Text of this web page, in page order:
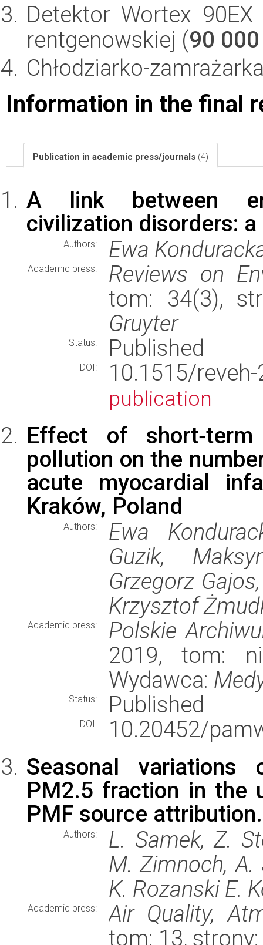
Detektor Wortex
rentgenowskiej (90
Chłodziarko-
Information in the final
Publication in academic press/journals (4)
A link between
civilization disorders:
Authors: Ewa
Academic press:
Reviews on
tom: 34(3),
Gruyter
Status: Published
DOI: 10.1515/
publication
Effect of
pollution on the
acute myocardial
Kraków, Poland
Authors:
Ewa
Guzik,
Grzegorz
Krzysztof
Academic press:
Polskie
2019, tom:
Wydawca:
Status: Published
DOI:
10.20452/
Seasonal
PM2.5 fraction in the
PMF source attribution.
Authors:
L. Samek, Z.
M. Zimnoch, A.
K. Rozanski E.
Academic press:
Air Quality,
tom: 13,